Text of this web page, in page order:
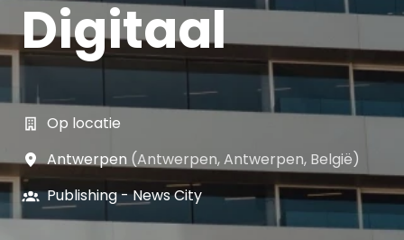
Digitaal
Op locatie
Antwerpen (Antwerpen,Antwerpen, België)
Publishing - News City